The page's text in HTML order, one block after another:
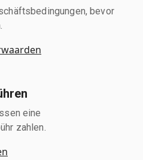
bevor
eine
zahlen.